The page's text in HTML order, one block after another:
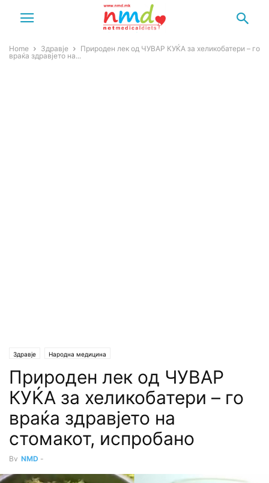
Home Здравје
Природен лек од ЧУВАР КУЌА за хеликобатери – го
враќа здравјето на...
Здравје Народна медицина
Природен лек од ЧУВАР
КУЌА за хеликобатери – го
враќа здравјето на
стомакот, испробано
By NMD -